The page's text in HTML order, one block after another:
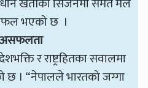
भएको छ ।
असफलता
र राष्ट्रहितका सवालमा
छ । “नेपालले भारतको जग्गा